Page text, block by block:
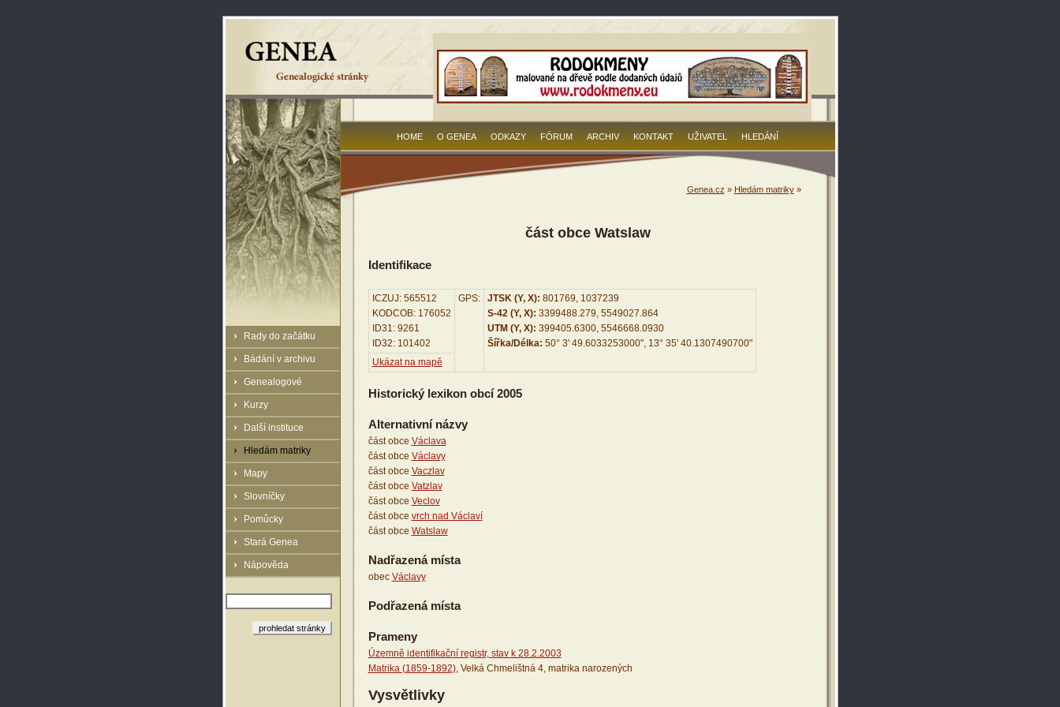
Rady do začátku
Bádání v archivu
Genealogové
Kurzy
Další instituce
Hledám matriky
Mapy
Slovníčky
Pomůcky
Stará Genea
Nápověda
HOME O GENEA ODKAZY FÓRUM ARCHIV KONTAKT UŽIVATEL HLEDÁNÍ
Genea.cz » Hledám matriky»
část obce Watslaw
Identifikace
ICZUJ: 565512
KODCOB: 176052
ID31: 9261
ID32: 101402
GPS: JTSK (Y, X): 801769, 1037239
S-42 (Y, X): 3399488.279, 5549027.864
UTM (Y, X): 399405.6300, 5546668.0930
Šířka/Délka: 50° 3' 49.6033253000", 13° 35' 40.1307490700"
Ukázat na mapě
Historický lexikon obcí 2005
Alternativní názvy
část obce Václava
část obce Václavy
část obce Vaczlav
část obce Vatzlav
část obce Veclov
část obce vrch nad Václaví
část obce Watslaw
Nadřazená místa
obec Václavy
Podřazená místa
Prameny
Územně identifikační registr, stav k 28.2.2003
Matrika (1859-1892), Velká Chmelištná 4, matrika narozených
Vysvětlivky